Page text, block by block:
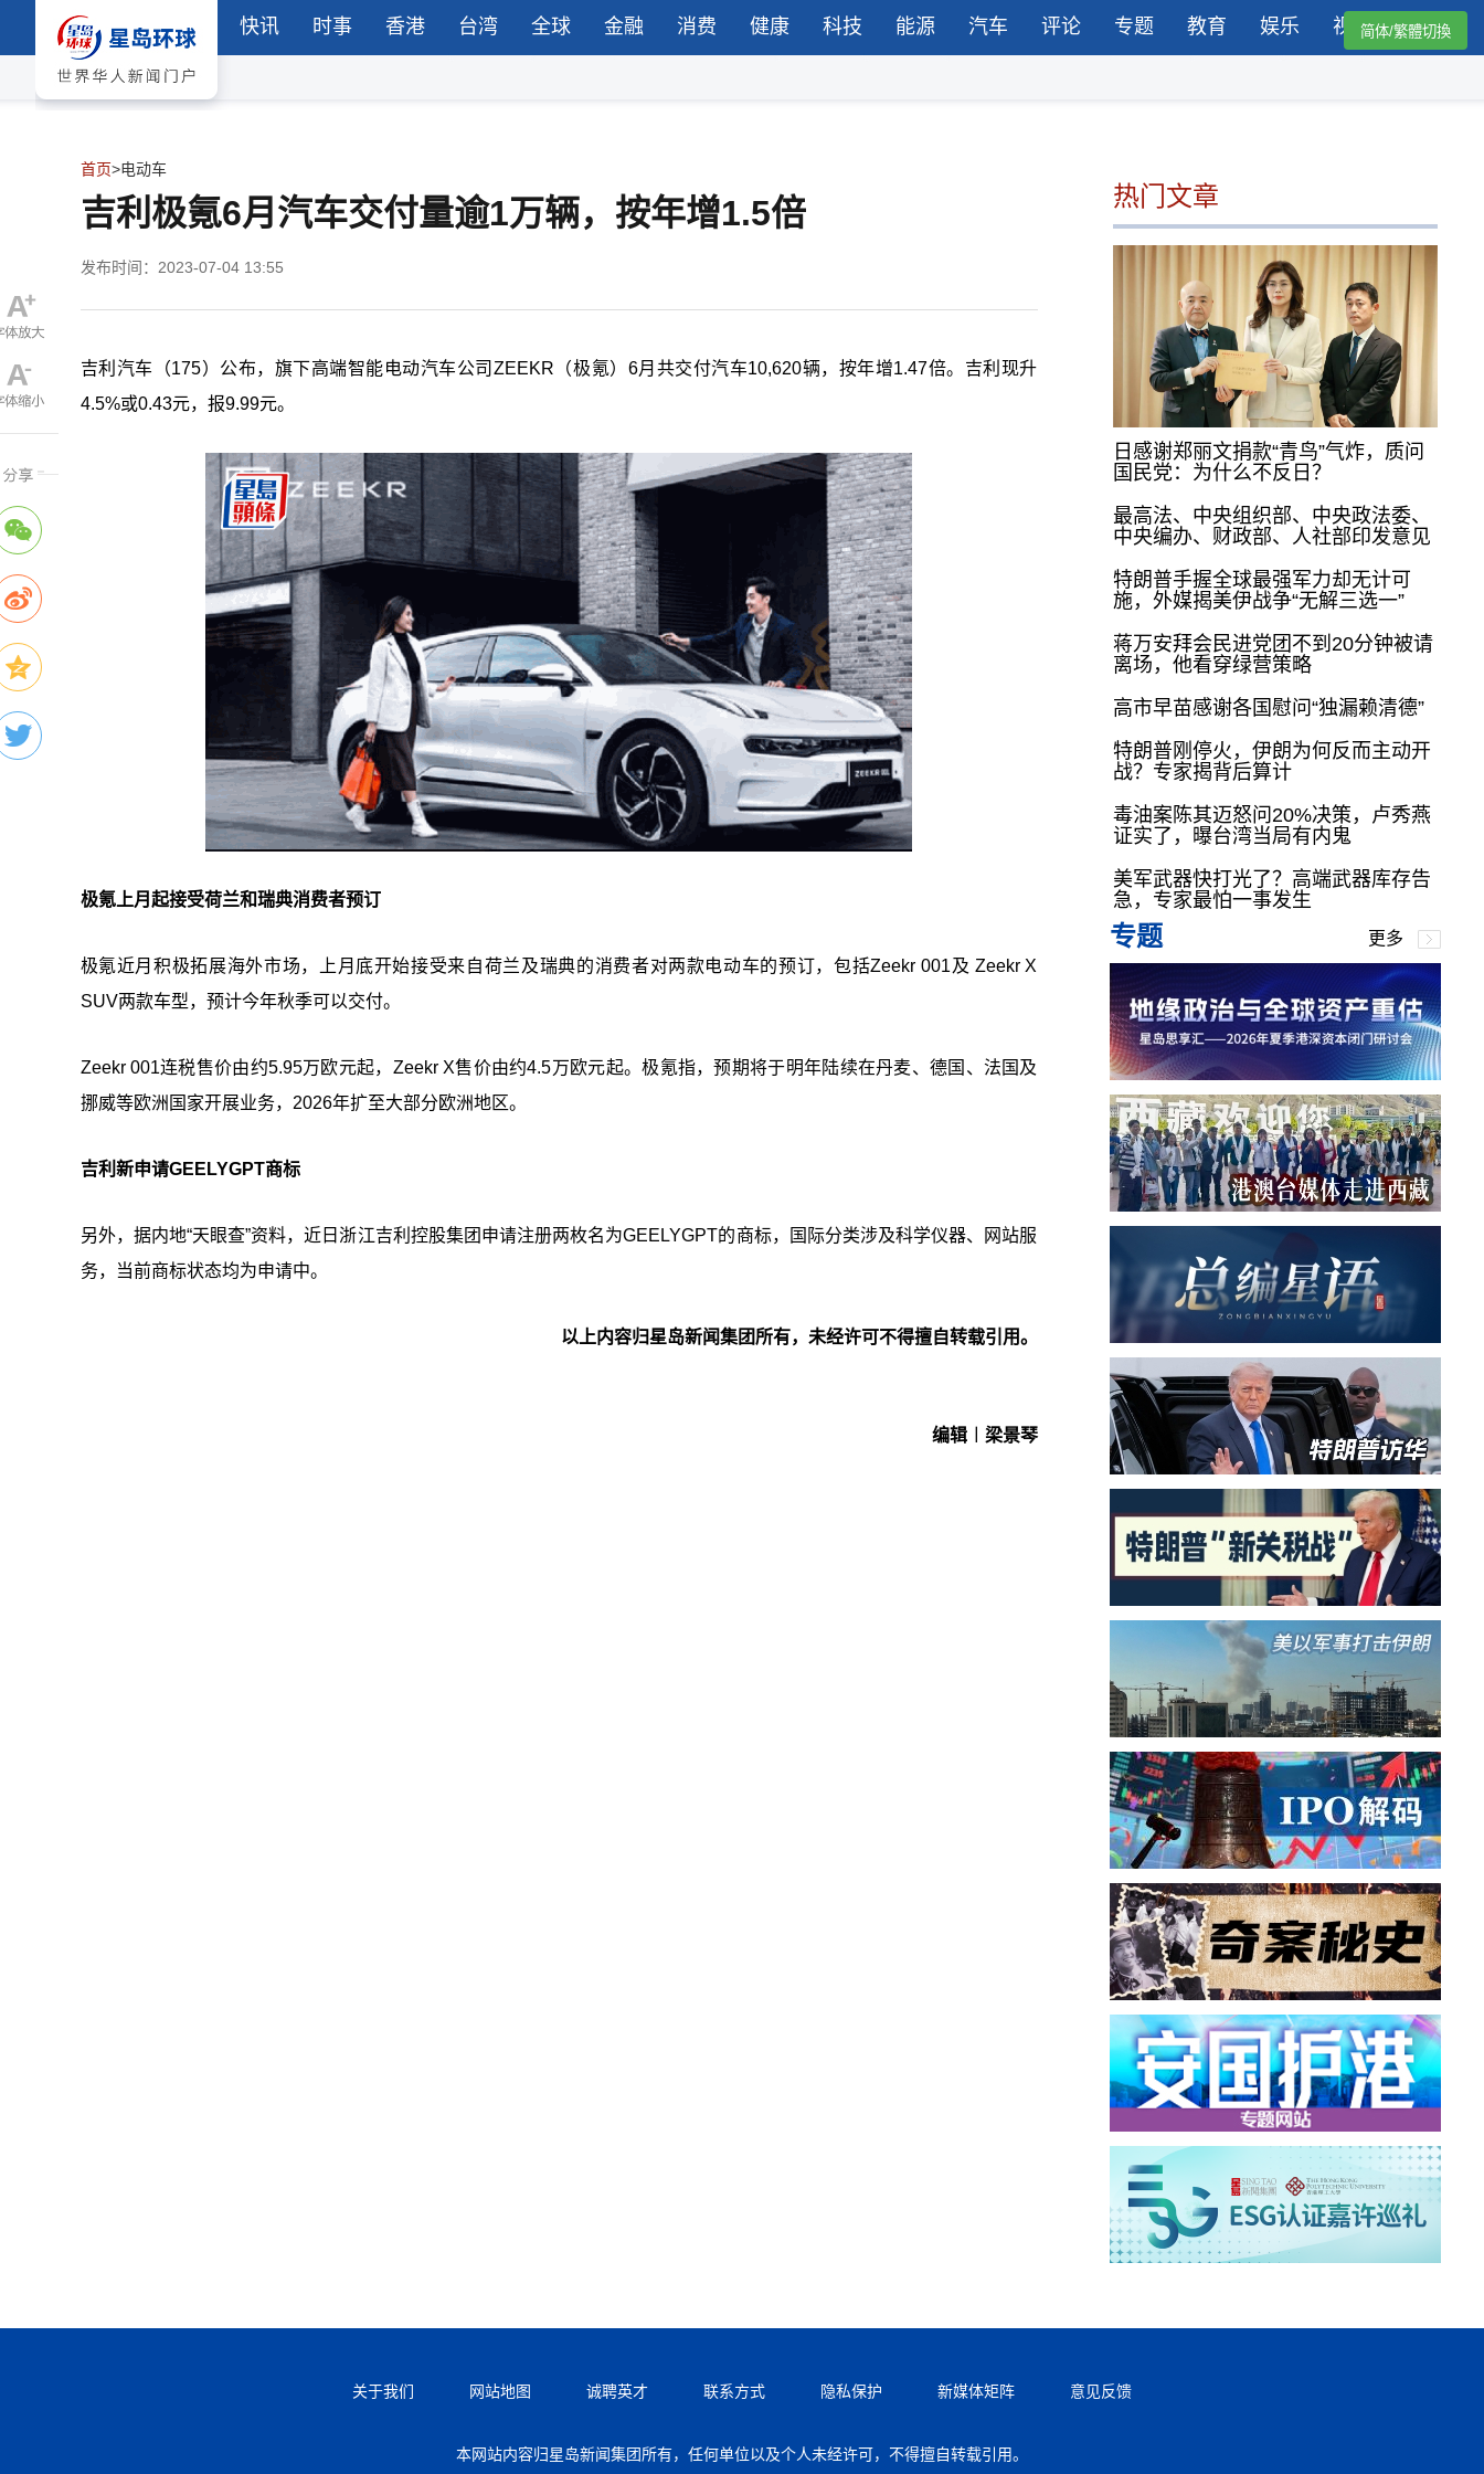
快讯 时事 香港 台湾 全球 金融 消费 健康 科技 能源 汽车 评论 专题 教育 娱乐 视频简体/繁體切換
首页>电动车
吉利极氪6月汽车交付量逾1万辆，按年增1.5倍
发布时间：2023-07-04 13:55
吉利汽车（175）公布，旗下高端智能电动汽车公司ZEEKR（极氪）6月共交付汽车10,620辆，按年增1.47倍。吉利现升
4.5%或0.43元，报9.99元。
极氪上月起接受荷兰和瑞典消费者预订
极氪近月积极拓展海外市场，上月底开始接受来自荷兰及瑞典的消费者对两款电动车的预订，包括Zeekr 001及 Zeekr X
SUV两款车型，预计今年秋季可以交付。
Zeekr 001连税售价由约5.95万欧元起，Zeekr X售价由约4.5万欧元起。极氪指，预期将于明年陆续在丹麦、德国、法国及
挪威等欧洲国家开展业务，2026年扩至大部分欧洲地区。
吉利新申请GEELYGPT商标
另外，据内地“天眼查”资料，近日浙江吉利控股集团申请注册两枚名为GEELYGPT的商标，国际分类涉及科学仪器、网站服
务，当前商标状态均为申请中。
以上内容归星岛新闻集团所有，未经许可不得擅自转载引用。
编辑︱梁景琴
热门文章
日感谢郑丽文捐款“青鸟”气炸，质问
国民党：为什么不反日？
最高法、中央组织部、中央政法委、
中央编办、财政部、人社部印发意见
特朗普手握全球最强军力却无计可
施，外媒揭美伊战争“无解三选一”
蒋万安拜会民进党团不到20分钟被请
离场，他看穿绿营策略
高市早苗感谢各国慰问“独漏赖清德”
特朗普刚停火，伊朗为何反而主动开
战？专家揭背后算计
毒油案陈其迈怒问20%决策，卢秀燕
证实了，曝台湾当局有内鬼
美军武器快打光了？高端武器库存告
急，专家最怕一事发生
专题 更多
关于我们 网站地图 诚聘英才 联系方式 隐私保护 新媒体矩阵 意见反馈
本网站内容归星岛新闻集团所有，任何单位以及个人未经许可，不得擅自转载引用。